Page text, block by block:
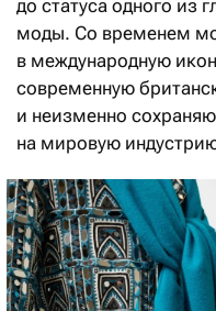
до статуса одного из
моды. Со временем
в международную
современную
и неизменно
на мировую